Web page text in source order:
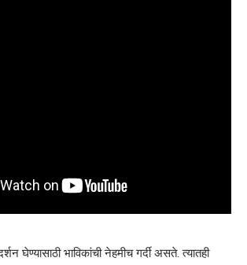
घेण्यासाठी भाविकांची नेहमीच गर्दी असते. त्यातही